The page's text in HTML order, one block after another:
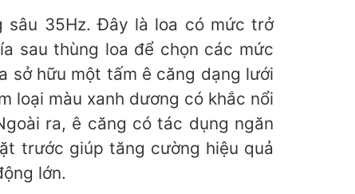
sâu 35Hz. Đây là loa có mức trở
sau thùng loa để chọn các mức
sở hữu một tấm ê căng dạng lưới
loại màu xanh dương có khắc nổi
ra, ê căng có tác dụng ngăn
trước giúp tăng cường hiệu quả
lớn.